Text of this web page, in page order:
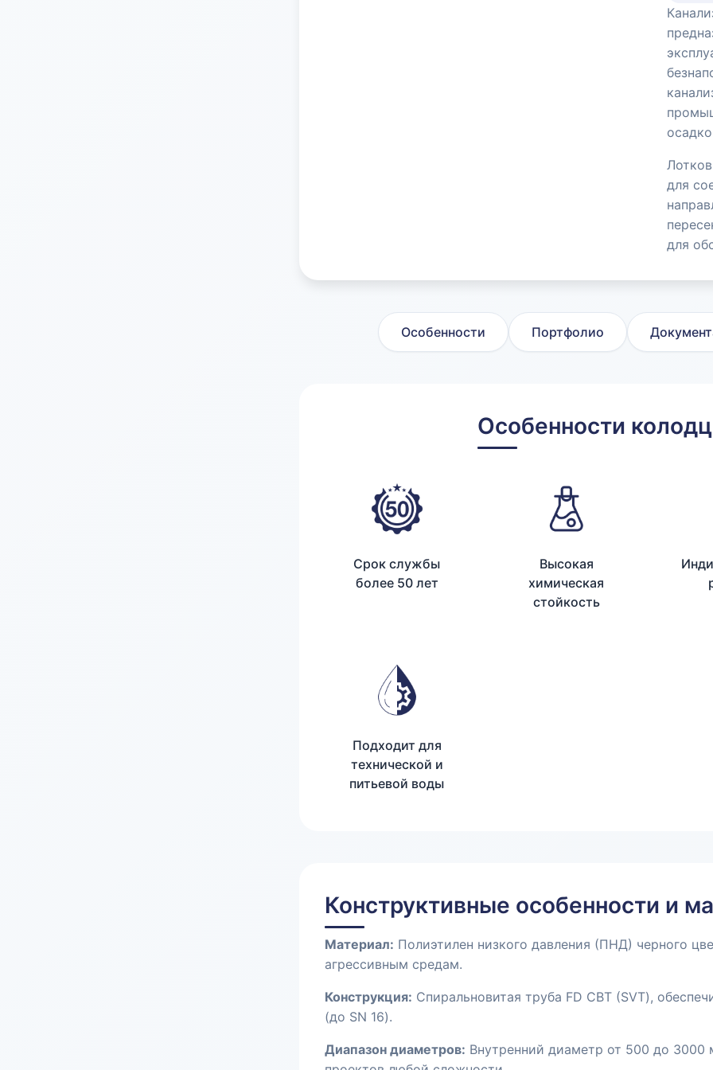
для
для
Особенности Портфолио
Особенности
Срок службы
более 50 лет
Высокая
химическая
стойкость
Подходит для
технической и
питьевой воды
Конструктивные особенности и
Материал: Полиэтилен низкого давления (ПНД) черного
агрессивным средам.
Конструкция: Спиральновитая труба FD СВТ (SVT),
(до SN 16).
Диапазон диаметров: Внутренний диаметр от 500 до 3000